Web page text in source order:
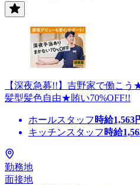
【深夜急募!!】吉野家で働こ
髪型髪色自由★賄い70%OFF!!
ホールスタッフ 時給1,563
キッチンスタッフ 時給
勤務地
面接地